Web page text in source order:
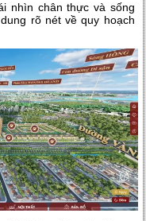
nhìn chân thực và sống
rõ nét về quy hoạch